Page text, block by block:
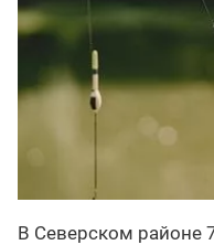
В Северском районе